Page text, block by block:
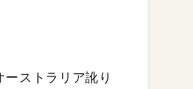
ストラリア訛り